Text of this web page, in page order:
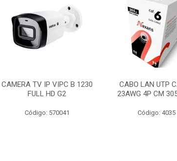
CAMERA TV IP VIPC B 1230
FULL HD G2
Código: 570041
CABO LAN UTP
23AWG 4P CM
Código: 4035